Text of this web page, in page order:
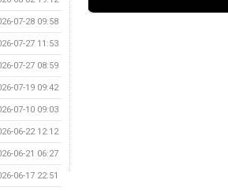
07-28 09:58
07-27 11:53
07-27 08:59
07-19 09:42
07-10 09:03
06-22 12:12
06-21 06:27
06-17 22:51